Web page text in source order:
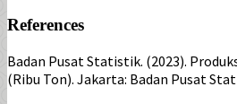
References
Badan Pusat Statistik. (2023).
(Ribu Ton). Jakarta: Badan Pusat